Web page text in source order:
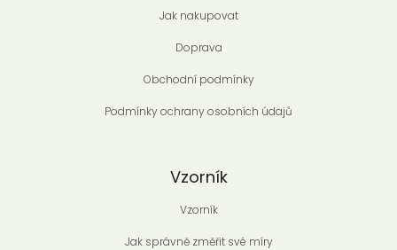
Jak nakupovat
Doprava
Obchodní podmínky
Podmínky ochrany osobních údajů
Vzorník
Vzorník
Jak správně změřit své míry